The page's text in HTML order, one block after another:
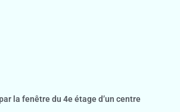
la fenêtre du 4e étage d’un centre